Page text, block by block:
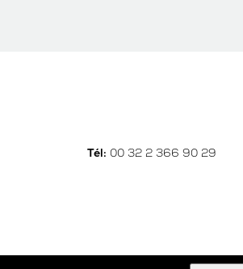
Tél: 00 32 2 366 90 29